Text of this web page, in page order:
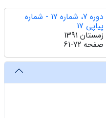
دوره 7، شماره 17 - شماره
پیاپی 17
زمستان 1391
صفحه 61-72